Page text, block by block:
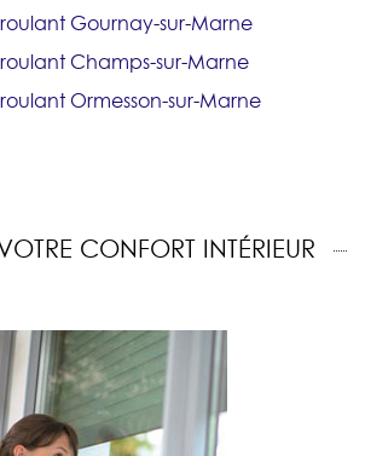
Gournay-sur-Marne
Champs-sur-Marne
Ormesson-sur-Marne
CONFORT INTÉRIEUR